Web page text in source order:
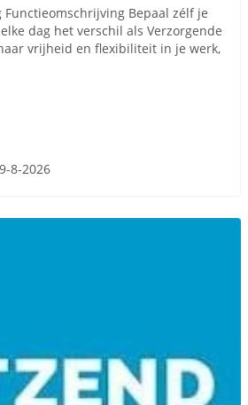
Bepaal zélf je
dag het verschil als Verzorgende
vrijheid en flexibiliteit in je werk,
8-2026